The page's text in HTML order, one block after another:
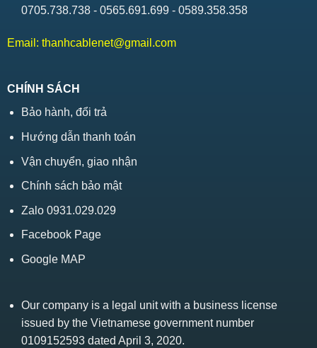
0705.738.738 - 0565.691.699 - 0589.358.358
Email: thanhcablenet@gmail.com
CHÍNH SÁCH
Bảo hành, đổi trả
Hướng dẫn thanh toán
Vận chuyển, giao nhận
Chính sách bảo mật
Zalo 0931.029.029
Facebook Page
Google MAP
Our company is a legal unit with a business license
issued by the Vietnamese government number
0109152593 dated April 3, 2020.